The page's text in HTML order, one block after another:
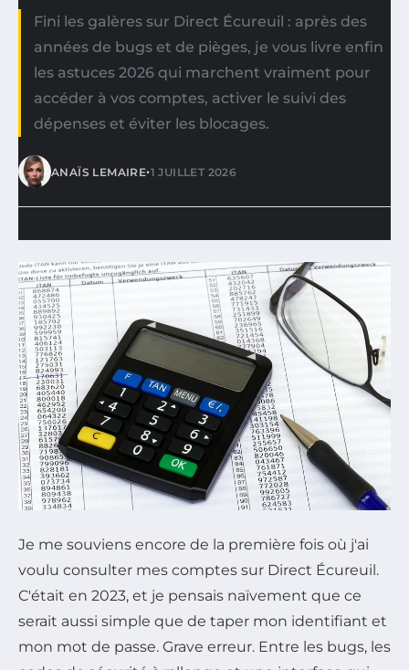
Fini les galères sur Direct Écureuil : après des
années de bugs et de pièges, je vous livre enfin
les astuces 2026 qui marchent vraiment pour
accéder à vos comptes, activer le suivi des
dépenses et éviter les blocages.
ANAÏS LEMAIRE•1 JUILLET 2026
Je me souviens encore de la première fois où j'ai
voulu consulter mes comptes sur Direct Écureuil.
C'était en 2023, et je pensais naïvement que ce
serait aussi simple que de taper mon identifiant et
mon mot de passe. Grave erreur. Entre les bugs, les